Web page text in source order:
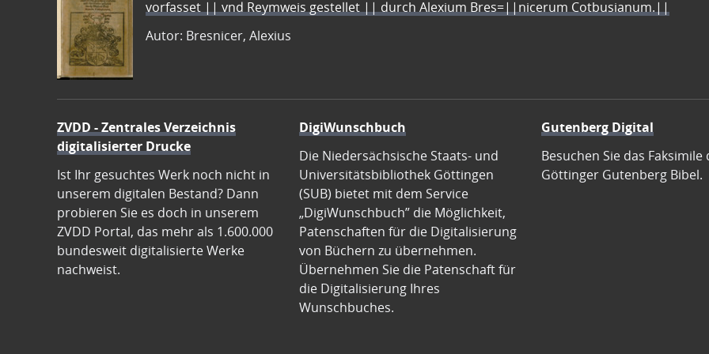
vorfasset || vnd Reymweis gestellet || durch Alexium Bres=||nicerum Cotbusianum.||
Autor: Bresnicer, Alexius
ZVDD - Zentrales Verzeichnis
digitalisierter Drucke
Ist Ihr gesuchtes Werk noch nicht in
unserem digitalen Bestand? Dann
probieren Sie es doch in unserem
ZVDD Portal, das mehr als 1.600.000
bundesweit digitalisierte Werke
nachweist.
DigiWunschbuch
Die Niedersächsische Staats- und
Universitätsbibliothek Göttingen
(SUB) bietet mit dem Service
„DigiWunschbuch” die Möglichkeit,
Patenschaften für die Digitalisierung
von Büchern zu übernehmen.
Übernehmen Sie die Patenschaft für
die Digitalisierung Ihres
Wunschbuches.
Gutenberg Digital
Besuchen Sie das Faksimile
Göttinger Gutenberg Bibel.